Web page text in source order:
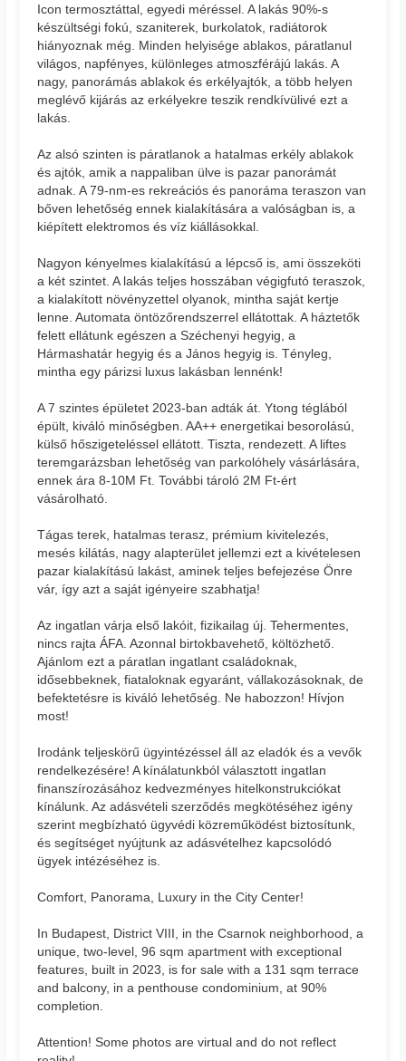
Icon termosztáttal, egyedi méréssel. A lakás 90%-s
készültségi fokú, szaniterek, burkolatok, radiátorok
hiányoznak még. Minden helyisége ablakos, páratlanul
világos, napfényes, különleges atmoszférájú lakás. A
nagy, panorámás ablakok és erkélyajtók, a több helyen
meglévő kijárás az erkélyekre teszik rendkívülivé ezt a
lakás.
Az alsó szinten is páratlanok a hatalmas erkély ablakok
és ajtók, amik a nappaliban ülve is pazar panorámát
adnak. A 79-nm-es rekreációs és panoráma teraszon van
bőven lehetőség ennek kialakítására a valóságban is, a
kiépített elektromos és víz kiállásokkal.
Nagyon kényelmes kialakítású a lépcső is, ami összeköti
a két szintet. A lakás teljes hosszában végigfutó teraszok,
a kialakított növényzettel olyanok, mintha saját kertje
lenne. Automata öntözőrendszerrel ellátottak. A háztetők
felett ellátunk egészen a Széchenyi hegyig, a
Hármashatár hegyig és a János hegyig is. Tényleg,
mintha egy párizsi luxus lakásban lennénk!
A 7 szintes épületet 2023-ban adták át. Ytong téglából
épült, kiváló minőségben. AA++ energetikai besorolású,
külső hőszigeteléssel ellátott. Tiszta, rendezett. A liftes
teremgarázsban lehetőség van parkolóhely vásárlására,
ennek ára 8-10M Ft. További tároló 2M Ft-ért
vásárolható.
Tágas terek, hatalmas terasz, prémium kivitelezés,
mesés kilátás, nagy alapterület jellemzi ezt a kivételesen
pazar kialakítású lakást, aminek teljes befejezése Önre
vár, így azt a saját igényeire szabhatja!
Az ingatlan várja első lakóit, fizikailag új. Tehermentes,
nincs rajta ÁFA. Azonnal birtokbavehető, költözhető.
Ajánlom ezt a páratlan ingatlant családoknak,
idősebbeknek, fiataloknak egyaránt, vállakozásoknak, de
befektetésre is kiváló lehetőség. Ne habozzon! Hívjon
most!
Irodánk teljeskörű ügyintézéssel áll az eladók és a vevők
rendelkezésére! A kínálatunkból választott ingatlan
finanszírozásához kedvezményes hitelkonstrukciókat
kínálunk. Az adásvételi szerződés megkötéséhez igény
szerint megbízható ügyvédi közreműködést biztosítunk,
és segítséget nyújtunk az adásvételhez kapcsolódó
ügyek intézéséhez is.
Comfort, Panorama, Luxury in the City Center!
In Budapest, District VIII, in the Csarnok neighborhood, a
unique, two-level, 96 sqm apartment with exceptional
features, built in 2023, is for sale with a 131 sqm terrace
and balcony, in a penthouse condominium, at 90%
completion.
Attention! Some photos are virtual and do not reflect